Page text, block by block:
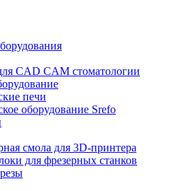
CAD CAM стоматологии
печи
оборудование Srefo
смола для 3D-принтера
для фрезерных станков